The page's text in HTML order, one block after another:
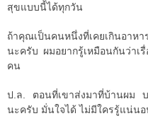
สุขแบบนี้ได้ทุกวัน
ถ้าคุณเป็นคนหนึ่งที่เคยเกินอาห
นะครับ ผมอยากรู้เหมือนกันว่าเ
คน
ป.ล. ตอนที่เขาส่งมาที่บ้านผม บ
นะครับ มั่นใจได้ ไม่มีใครรู้แน่น